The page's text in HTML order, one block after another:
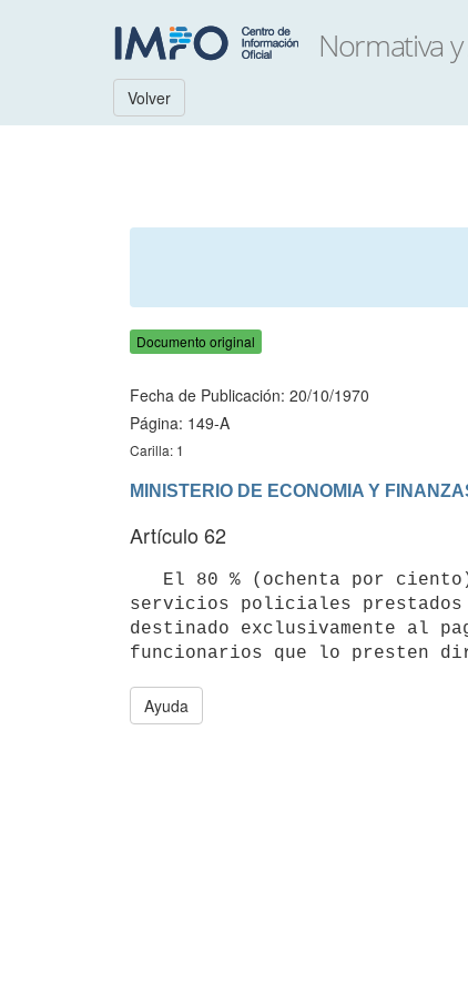
Volver
Documento original
Fecha de Publicación: 20/10/1970
Página: 149-A
Carilla: 1
MINISTERIO DE ECONOMIA Y
Artículo 62
servicios policiales
destinado exclusivamente al
Ayuda